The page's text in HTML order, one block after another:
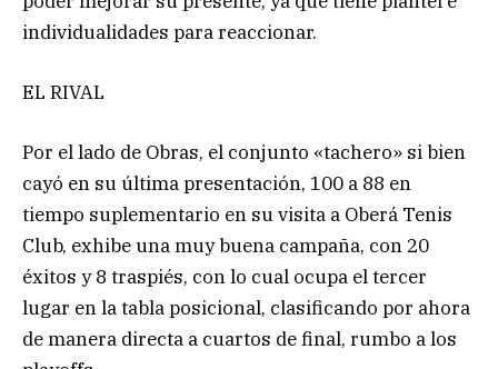
individualidades para reaccionar.
EL RIVAL
Por el lado de Obras, el conjunto «tachero» si bien
cayó en su última presentación, 100 a 88 en
tiempo suplementario en su visita a Oberá Tenis
Club, exhibe una muy buena campaña, con 20
éxitos y 8 traspiés, con lo cual ocupa el tercer
lugar en la tabla posicional, clasificando por ahora
de manera directa a cuartos de final, rumbo a los